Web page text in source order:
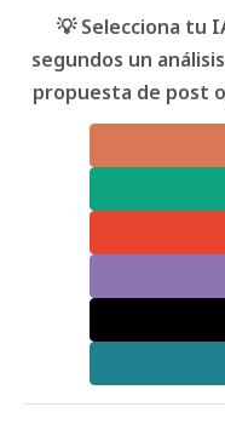
💡 Selecciona tu
segundos un
propuesta de post